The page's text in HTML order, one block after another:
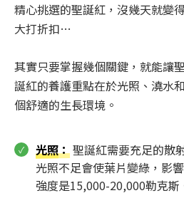
精心挑選的聖誕紅，沒幾天就變
大打折扣…
其實只要掌握幾個關鍵，就能讓
誕紅的養護重點在於光照、澆水
個舒適的生長環境。
光照：聖誕紅需要充足的散
光照不足會使葉片變綠，影
強度是15,000-20,000勒克斯